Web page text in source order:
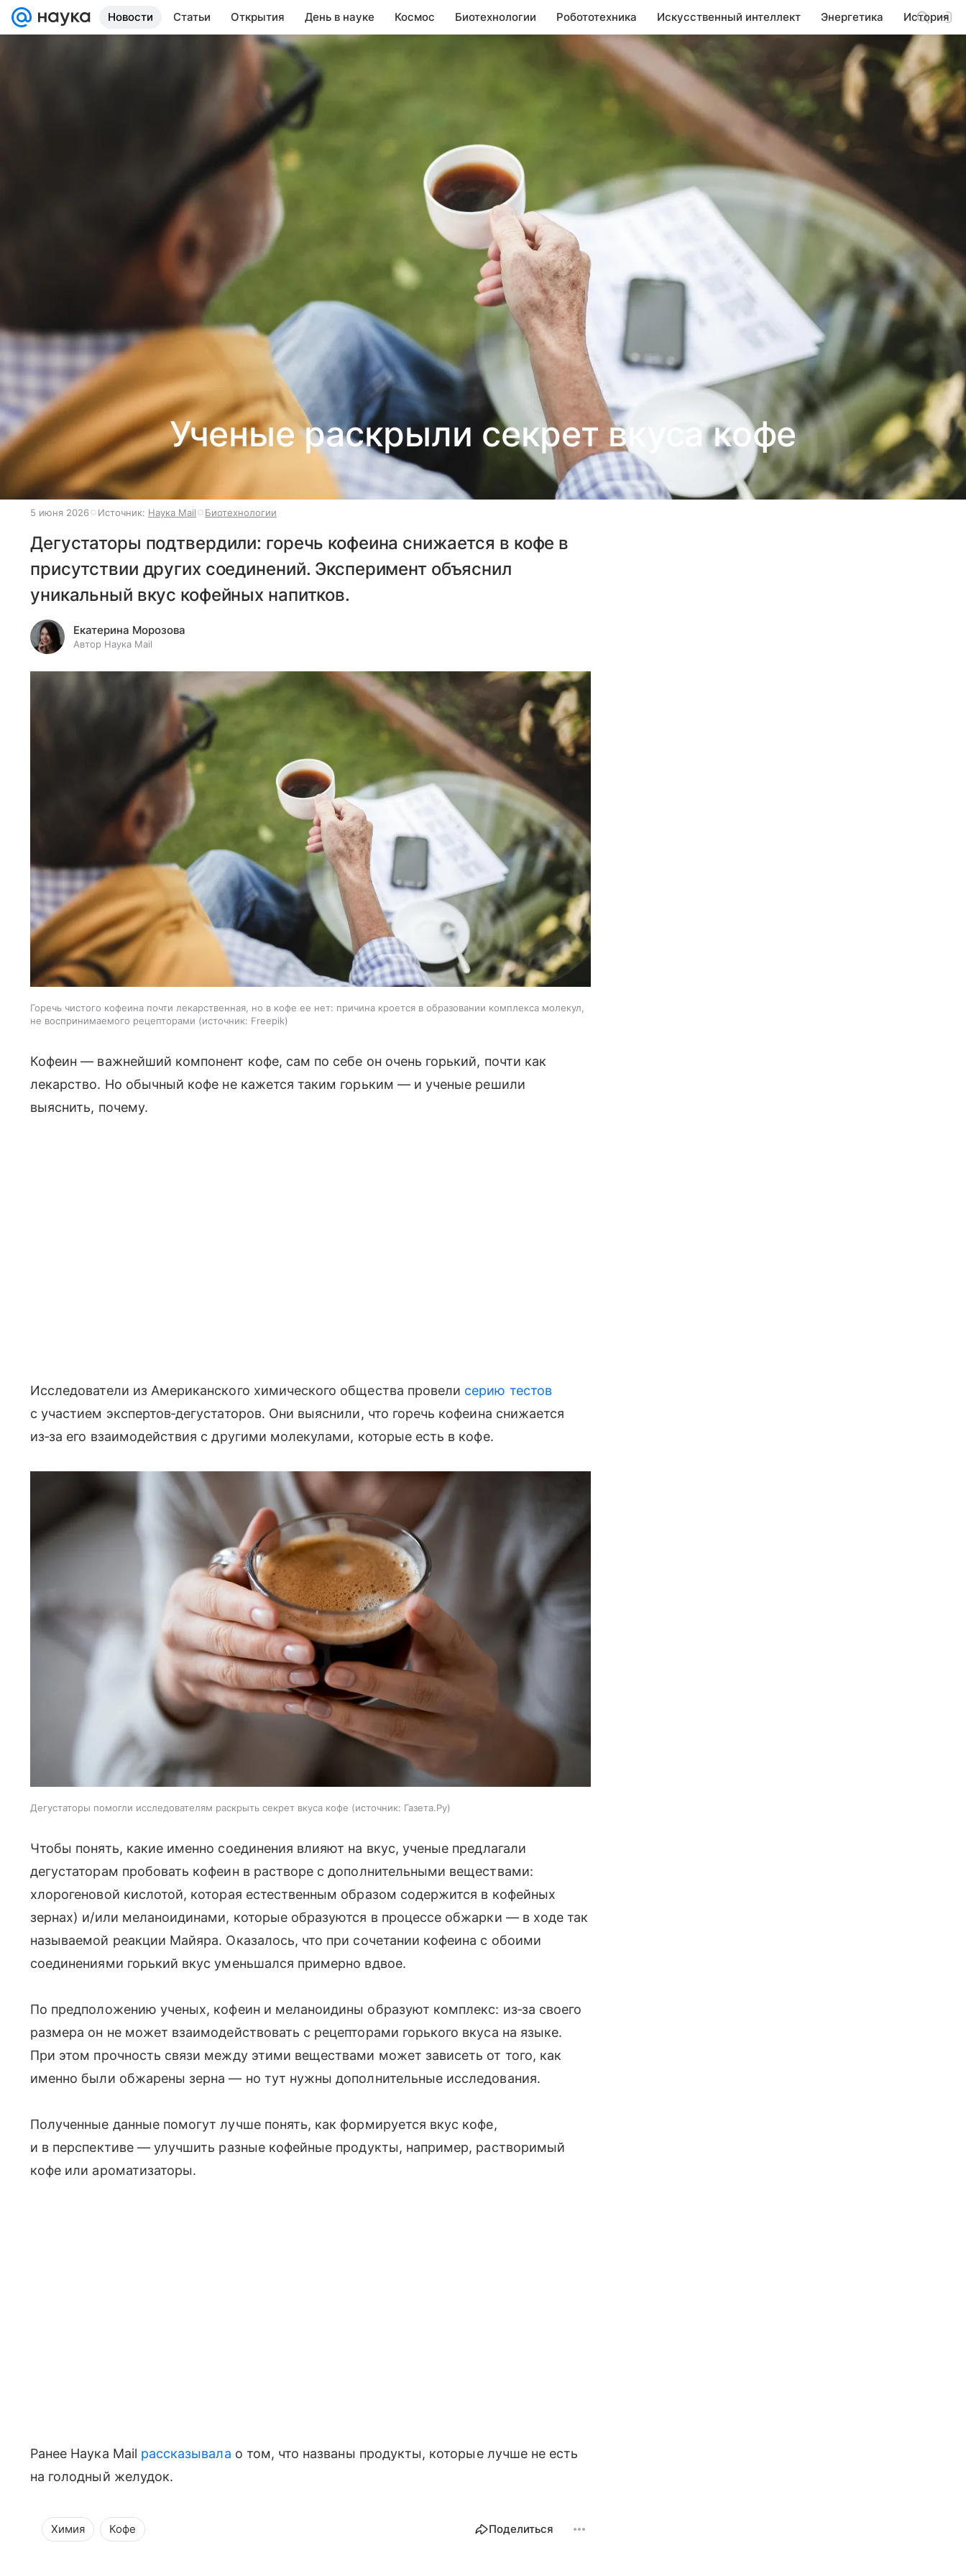
Новости Статьи Открытия День в науке Космос Биотехнологии Робототехника Искусственный интеллект Энергетика История
Ученые раскрыли секрет вкуса кофе
5 июня 2026 Источник: Наука Mail Биотехнологии
Дегустаторы подтвердили: горечь кофеина снижается в кофе в
присутствии других соединений. Эксперимент объяснил
уникальный вкус кофейных напитков.
Екатерина Морозова
Автор Наука Mail
Горечь чистого кофеина почти лекарственная, но в кофе ее нет: причина кроется в образовании комплекса молекул,
не воспринимаемого рецепторами
источник: Freepik
Кофеин — важнейший компонент кофе, сам по себе он очень горький, почти как
лекарство. Но обычный кофе не кажется таким горьким — и ученые решили
выяснить, почему.
Исследователи из Американского химического общества провели серию тестов
с участием экспертов‑дегустаторов. Они выяснили, что горечь кофеина снижается
из‑за его взаимодействия с другими молекулами, которые есть в кофе.
Дегустаторы помогли исследователям раскрыть секрет вкуса кофе источник: Газета.Ру
Чтобы понять, какие именно соединения влияют на вкус, ученые предлагали
дегустаторам пробовать кофеин в растворе с дополнительными веществами:
хлорогеновой кислотой, которая естественным образом содержится в кофейных
зернах) и/или меланоидинами, которые образуются в процессе обжарки — в ходе так
называемой реакции Майяра. Оказалось, что при сочетании кофеина с обоими
соединениями горький вкус уменьшался примерно вдвое.
По предположению ученых, кофеин и меланоидины образуют комплекс: из‑за своего
размера он не может взаимодействовать с рецепторами горького вкуса на языке.
При этом прочность связи между этими веществами может зависеть от того, как
именно были обжарены зерна — но тут нужны дополнительные исследования.
Полученные данные помогут лучше понять, как формируется вкус кофе,
и в перспективе — улучшить разные кофейные продукты, например, растворимый
кофе или ароматизаторы.
Ранее Наука Mail рассказывала о том, что названы продукты, которые лучше не есть
на голодный желудок.
Химия Кофе Поделиться